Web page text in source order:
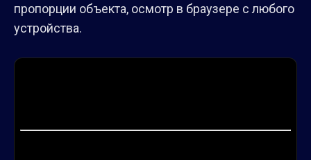
пропорции объекта, осмотр в браузере с любого
устройства.